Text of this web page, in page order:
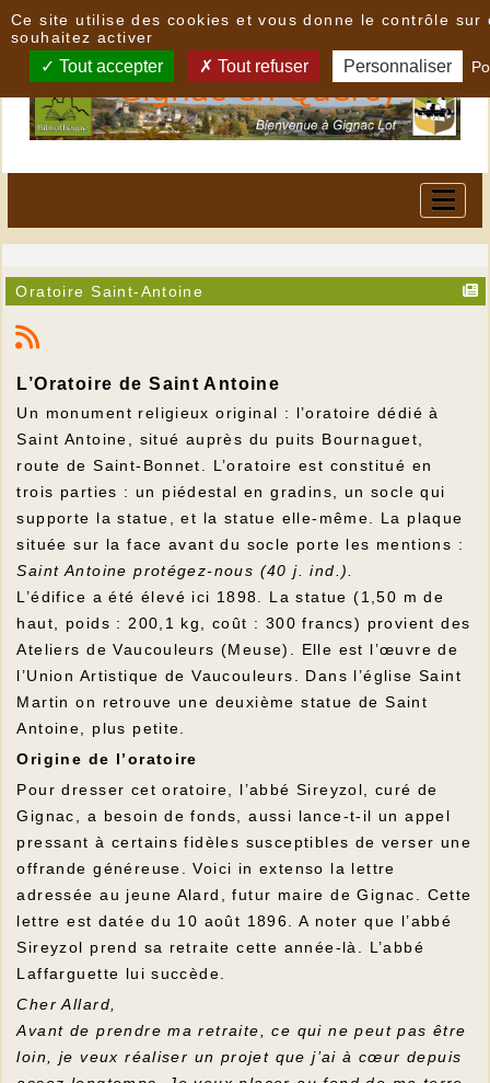
Oratoire Saint-Antoine
L’Oratoire de Saint Antoine
Un monument religieux original : l’oratoire dédié à
Saint Antoine, situé auprès du puits Bournaguet,
route de Saint-Bonnet. L’oratoire est constitué en
trois parties : un piédestal en gradins, un socle qui
supporte la statue, et la statue elle-même. La plaque
située sur la face avant du socle porte les mentions :
Saint Antoine protégez-nous (40 j. ind.).
L’édifice a été élevé ici 1898. La statue (1,50 m de
haut, poids : 200,1 kg, coût : 300 francs) provient des
Ateliers de Vaucouleurs (Meuse). Elle est l’œuvre de
l’Union Artistique de Vaucouleurs. Dans l’église Saint
Martin on retrouve une deuxième statue de Saint
Antoine, plus petite.
Origine de l’oratoire
Pour dresser cet oratoire, l’abbé Sireyzol, curé de
Gignac, a besoin de fonds, aussi lance-t-il un appel
pressant à certains fidèles susceptibles de verser une
offrande généreuse. Voici in extenso la lettre
adressée au jeune Alard, futur maire de Gignac. Cette
lettre est datée du 10 août 1896. A noter que l’abbé
Sireyzol prend sa retraite cette année-là. L’abbé
Laffarguette lui succède.
Cher Allard,
Avant de prendre ma retraite, ce qui ne peut pas être
loin, je veux réaliser un projet que j’ai à cœur depuis
Ce site utilise des cookies et vous donne le contrôle sur
souhaitez activer
Tout accepter Tout refuser Personnaliser